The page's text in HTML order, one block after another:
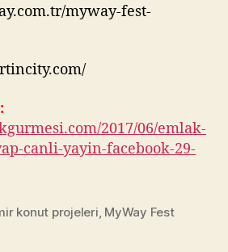
için
myway-fest-
2017/06/emlak-
canli-yayin-facebook-29-
konut projeleri MyWay Fest